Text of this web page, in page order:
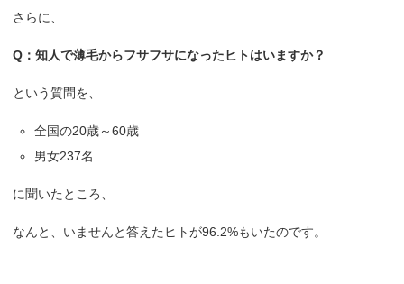
さらに、
Q：知人で薄毛からフサフサになったヒトはいますか？
という質問を、
全国の20歳～60歳
男女237名
に聞いたところ、
なんと、いませんと答えたヒトが96.2%もいたのです。